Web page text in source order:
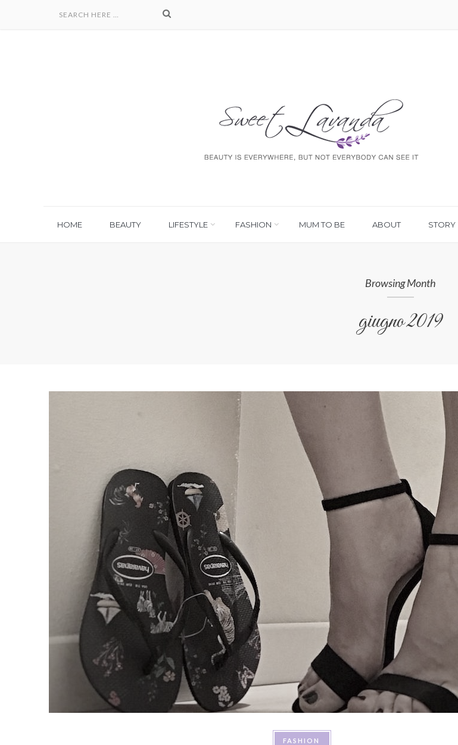
HOME BEAUTY LIFESTYLE FASHION MUM TO BE ABOUT STORY
Browsing Month
giugno 2019
FASHION